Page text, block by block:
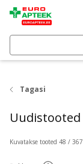
Tagasi
Uudistooted
Kuvatakse tooted 48 / 367